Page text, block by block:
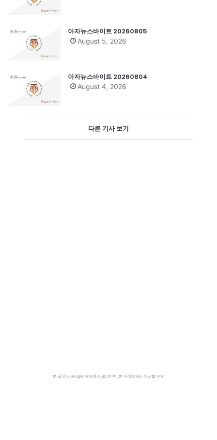
아자뉴스바이트 20260805
August 5, 2026
아자뉴스바이트 20260804
August 4, 2026
다른 기사 보기
본 광고는 Google 애드센스 광고이며, 본 사이트와는 무관합니다.